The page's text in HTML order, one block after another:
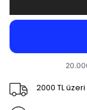
2000 TL